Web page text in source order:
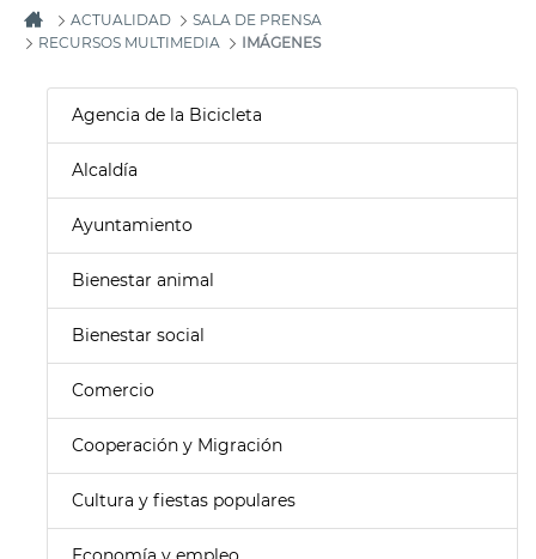
ACTUALIDAD
SALA DE PRENSA
RECURSOS MULTIMEDIA
IMÁGENES
Agencia de la Bicicleta
Alcaldía
Ayuntamiento
Bienestar animal
Bienestar social
Comercio
Cooperación y Migración
Cultura y fiestas populares